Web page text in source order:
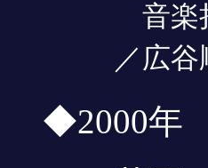
音楽
／広谷
◆2000年